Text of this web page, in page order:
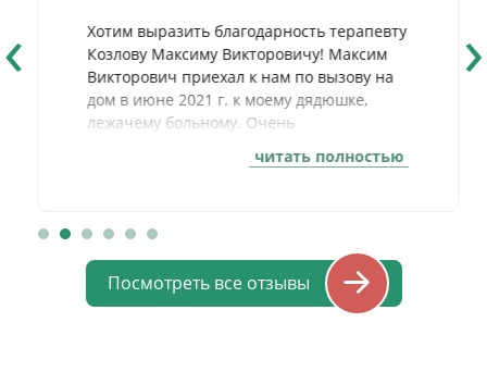
Хотим выразить благодарность терапевту
Козлову Максиму Викторовичу! Максим
Викторович приехал к нам по вызову на
дом в июне 2021 г. к моему дядюшке,
лежачему больному. Очень
пациента; вдумчивые и практичные
самое главное - человеческое участие.
Спасибо Вам большое! От души желаем
Вам, Максим Викторович, всего самого
доброго, крепкого здоровья и
читать полностью
‹ ›
Посмотреть все отзывы